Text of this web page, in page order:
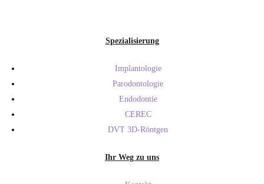
Spezialisierung
Implantologie
Parodontologie
Endodontie
CEREC
DVT 3D-Röntgen
Ihr Weg zu uns